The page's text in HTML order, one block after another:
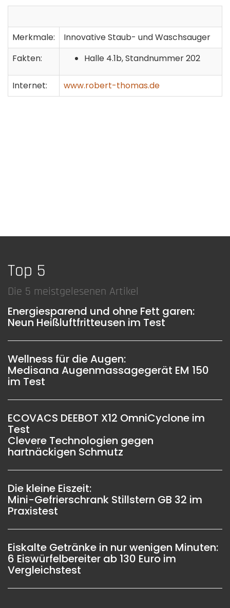
Merkmale:
Innovative Staub- und Waschsauger
Fakten:
Halle 4.1b, Standnummer 202
Internet: www.robert-thomas.de
Top 5
Die 5 meistgelesenen Artikel
Energiesparend und ohne Fett garen:
Neun Heißluftfritteusen im Test
Wellness für die Augen:
Medisana Augenmassagegerät EM 150
im Test
ECOVACS DEEBOT X12 OmniCyclone im
Test
Clevere Technologien gegen
hartnäckigen Schmutz
Die kleine Eiszeit:
Mini-Gefrierschrank Stillstern GB 32 im
Praxistest
Eiskalte Getränke in nur wenigen Minuten:
6 Eiswürfelbereiter ab 130 Euro im
Vergleichstest